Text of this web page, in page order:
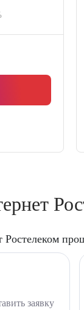
заявку